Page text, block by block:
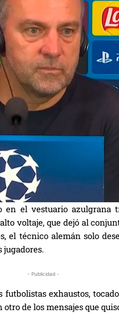
en el vestuario azulgrana
voltaje, que dejó al
el técnico alemán solo
jugadores.
- Publicidad -
exhaustos,
otro de los mensajes que